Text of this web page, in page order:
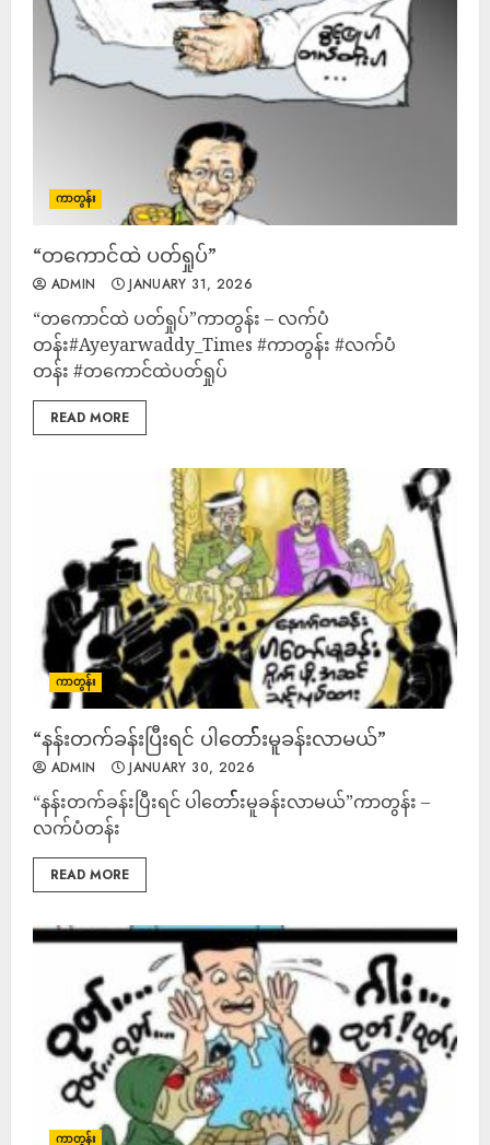
ကာတွန်း
“တကောင်ထဲ ပတ်ရှုပ်”
ADMIN JANUARY 31, 2026
“တကောင်ထဲ ပတ်ရှုပ်”ကာတွန်း – လက်ပံ
တန်း#Ayeyarwaddy_Times #ကာတွန်း #လက်ပံ
တန်း #တကောင်ထဲပတ်ရှုပ်
READ MORE
ကာတွန်း
“နန်းတက်ခန်းပြီးရင် ပါတော််််််းမူခန်းလာမယ်”
ADMIN JANUARY 30, 2026
“နန်းတက်ခန်းပြီးရင် ပါတော််််််းမူခန်းလာမယ်”ကာတွန်း –
လက်ပံတန်း
READ MORE
ကာတွန်း